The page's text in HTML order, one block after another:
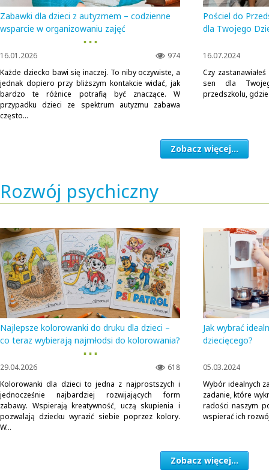
Zabawki dla dzieci z autyzmem – codzienne
wsparcie w organizowaniu zajęć
▪ ▪ ▪
974
16.01.2026
Każde dziecko bawi się inaczej. To niby oczywiste, a
jednak dopiero przy bliższym kontakcie widać, jak
bardzo te różnice potrafią być znaczące. W
przypadku dzieci ze spektrum autyzmu zabawa
często...
Pościel do
dla Twojego
16.07.2024
Czy
sen dla
przedszkolu,
Zobacz więcej...
Rozwój psychiczny
Najlepsze kolorowanki do druku dla dzieci –
co teraz wybierają najmłodsi do kolorowania?
▪ ▪ ▪
618
29.04.2026
Kolorowanki dla dzieci to jedna z najprostszych i
jednocześnie najbardziej rozwijających form
zabawy. Wspierają kreatywność, uczą skupienia i
pozwalają dziecku wyrazić siebie poprzez kolory.
W...
Jak wybrać
dziecięcego?
05.03.2024
Wybór idealnych
zadanie, które
radości naszym
wspierać ich
Zobacz więcej...